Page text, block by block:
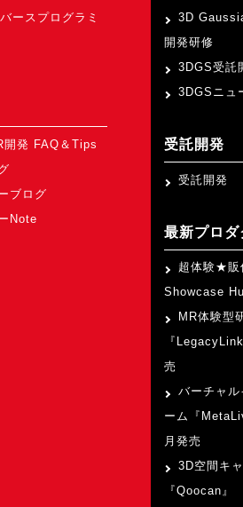
ースプログラミ
発 FAQ＆Tips
ブログ
Note
3D
開発研修
3DGS受託
3DGSニュ
受託開発
受託開発
最新プロダ
超体験★販
Showcase
MR体験型
『
売
バーチャル
ーム『
月発売
3D空間キ
『Qoocan』